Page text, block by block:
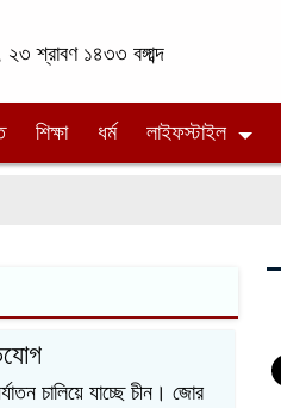
শ্রাবণ ১৪৩৩ বঙ্গাব্দ
শিক্ষা ধর্ম লাইফস্টাইল
চালিয়ে যাচ্ছে চীন। জোর